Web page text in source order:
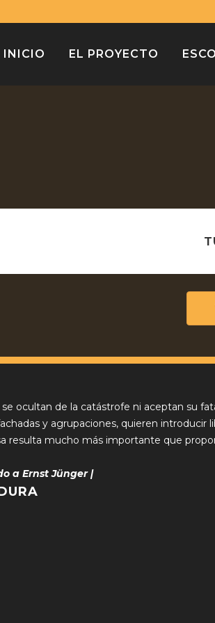
INICIO EL PROYECTO
ocultan de la catástrofe ni aceptan su
y agrupaciones, quieren introducir
resulta mucho más importante que
a Ernst Jünger |